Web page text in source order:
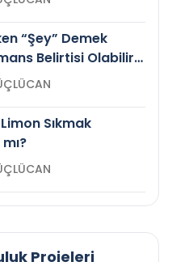
“Şey” Demek
Belirtisi Olabilir
GÜÇLÜCAN
Sıkmak
GÜÇLÜCAN
Projeleri